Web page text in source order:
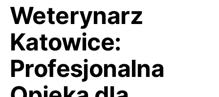
Weterynarz
Katowice:
Profesjonalna